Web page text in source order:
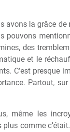
avons la grâce
pouvons
des
et le
C’est presque
Partout,
même les
plus comme